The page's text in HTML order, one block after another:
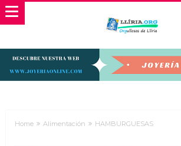
Home Alimentación HAMBURGUESAS